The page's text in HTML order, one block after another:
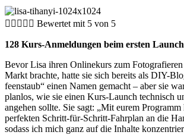
     Bewertet mit 5 von 5
128 Kurs-Anmeldungen beim ersten Launch
Bevor Lisa ihren Onlinekurs zum
Markt brachte, hatte sie sich bereits als DIY-
feenstaub“ einen Namen gemacht – aber sie
planlos, wie sie einen Kurs-Launch technisch
angehen sollte. Sie sagt: „Mit eurem Programm
perfekten Schritt-für-Schritt-Fahrplan an die
sodass ich mich ganz auf die Inhalte